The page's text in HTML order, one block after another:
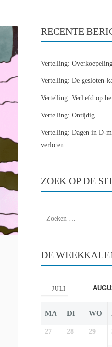
RECENTE
Vertelling: Overkoepeling
Vertelling: De gesloten-
Vertelling: Verliefd op
Vertelling: Ontijdig
Vertelling: Dagen in D-
verloren
ZOEK OP DE
DE
JULI
MA DI WO
27 28 29